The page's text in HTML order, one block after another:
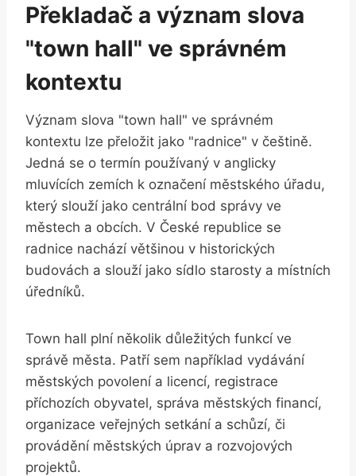
Překladač a význam⁢ slova
"town hall" ve‍ správném‌
kontextu
Význam ⁣slova "town hall" ve správném
kontextu lze​ přeložit jako "radnice" ⁤v češtině.
Jedná⁤ se o termín používaný v anglicky
mluvících zemích k označení ‍městského ⁣úřadu,
který slouží jako centrální bod ⁤správy ve
⁢městech a obcích. V České ⁤republice se
radnice ‌nachází⁢ většinou ⁤v ⁤historických
budovách a slouží jako sídlo starosty a místních
úředníků.
Town hall plní několik‌ důležitých funkcí ve
správě města. Patří sem ⁢například ⁤vydávání
‍městských povolení a licencí, registrace
příchozích obyvatel, správa ⁤městských financí,
organizace veřejných setkání a schůzí, či
provádění‍ městských úprav a rozvojových
projektů.